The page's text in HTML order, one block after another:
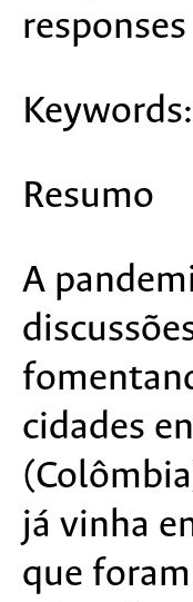
Keywords:
Resumo
A
cidades
já vinha
que